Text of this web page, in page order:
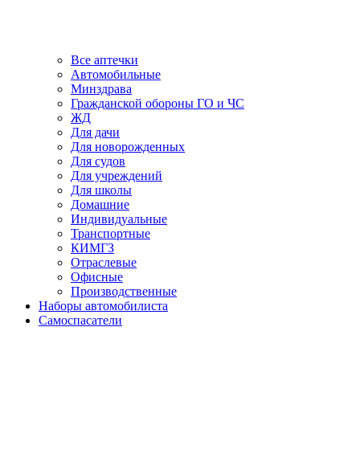
Все аптечки
Автомобильные
Минздрава
Гражданской обороны ГО и ЧС
ЖД
Для дачи
Для новорожденных
Для судов
Для учреждений
Для школы
Домашние
Индивидуальные
Транспортные
КИМГЗ
Отраслевые
Офисные
Производственные
Наборы автомобилиста
Самоспасатели